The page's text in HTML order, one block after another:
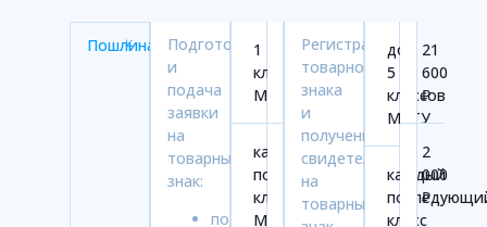
Пошлина
Подготовка
и
подача
заявки
на
товарный
знак:
подбор
1
класс
МКТУ
каждый
последующий
класс
МКТУ
17
000
500
Регистрация
товарного
знака
и
получение
свидетельства
на
товарный
до
5
классов
МКТУ
каждый
класс
21
600
₽
2
000
₽